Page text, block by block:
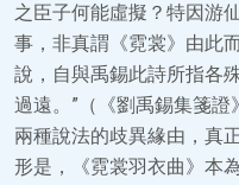
之臣子何能虛擬？特因游
事，非真謂《霓裳》由此
說，自與禹錫此詩所指各
過遠。”（《劉禹錫集箋
兩種說法的歧異緣由，真
形是，《霓裳羽衣曲》本